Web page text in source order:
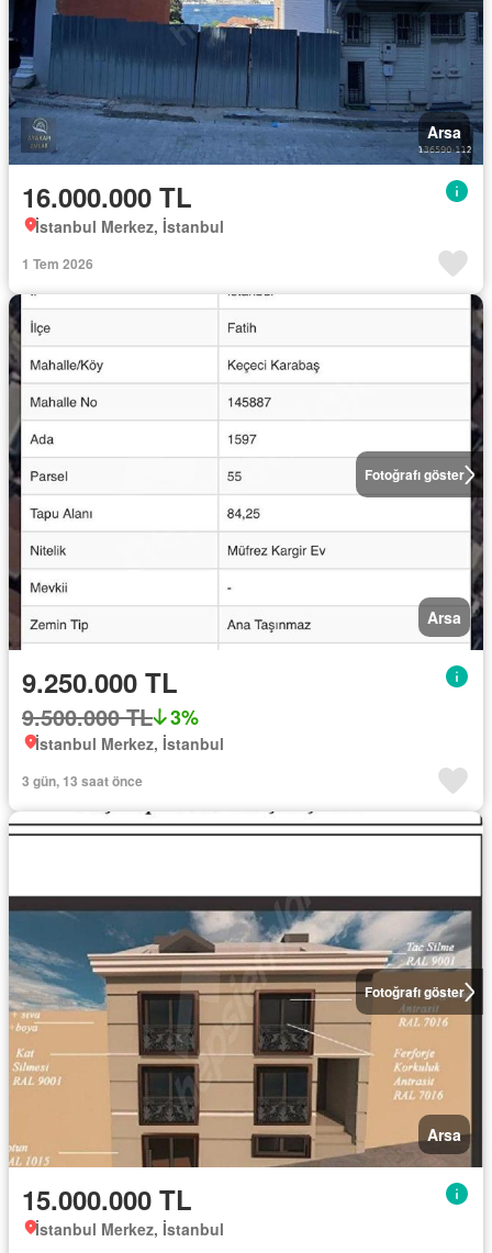
Arsa
16.000.000 TL
İstanbul Merkez, İstanbul
1 Tem 2026
Fotoğrafı göster
Arsa
9.250.000 TL
9.500.000 TL 3%
İstanbul Merkez, İstanbul
3 gün, 13 saat önce
Fotoğrafı göster
Arsa
15.000.000 TL
İstanbul Merkez, İstanbul